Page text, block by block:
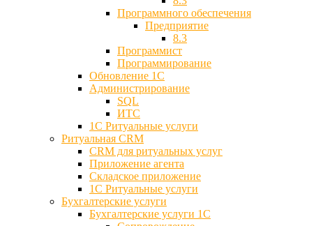
Программного обеспечения
Предприятие
8.3
Программист
Программирование
Обновление 1С
Администрирование
SQL
ИТС
1С Ритуальные услуги
Ритуальная CRM
CRM для ритуальных услуг
Приложение агента
Складское приложение
1С Ритуальные услуги
Бухгалтерские услуги
Бухгалтерские услуги 1С